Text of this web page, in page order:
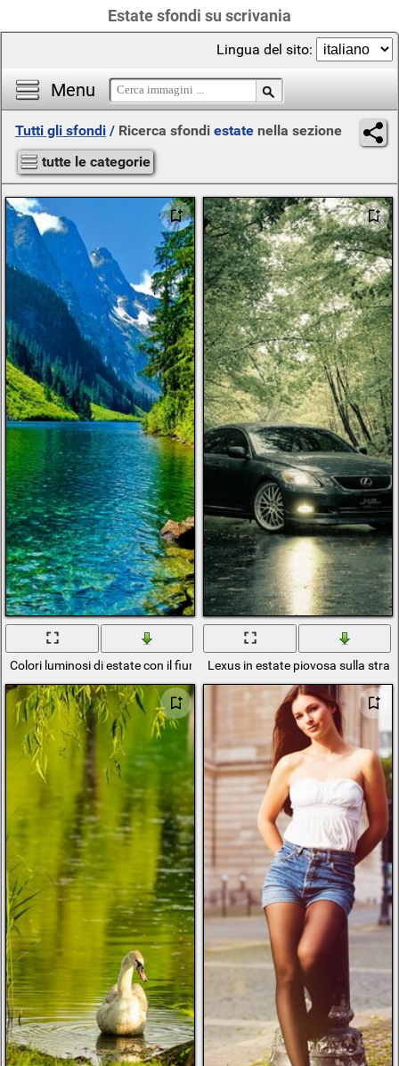
Estate sfondi su scrivania
Menu
Lingua del sito:
Tutti gli sfondi / Ricerca sfondi estate nella sezione
tutte le categorie
Colori luminosi di estate con il fiume di montagnaLexus in estate piovosa sulla